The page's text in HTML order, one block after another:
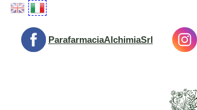
Passa
contenuto
principale
ParafarmaciaAlchimiaSrl